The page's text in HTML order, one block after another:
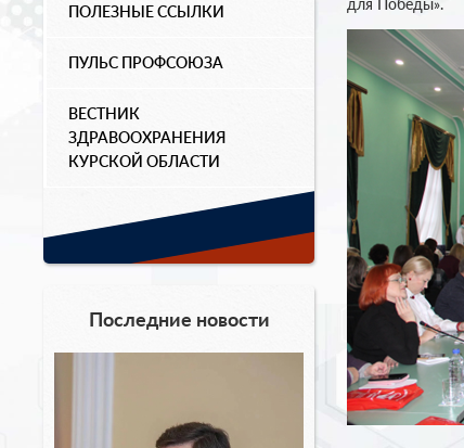
ПОЛЕЗНЫЕ ССЫЛКИ
ПУЛЬС ПРОФСОЮЗА
ВЕСТНИК
ЗДРАВООХРАНЕНИЯ
КУРСКОЙ ОБЛАСТИ
Последние новости
для Победы».